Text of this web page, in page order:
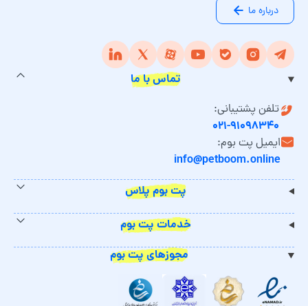
درباره ما
تماس با ما
تلفن پشتیبانی:
۰۲۱-۹۱۰۹۸۳۴۰
ایمیل پت بوم:
info@petboom.online
پت بوم پلاس
خدمات پت بوم
مجوزهای پت بوم